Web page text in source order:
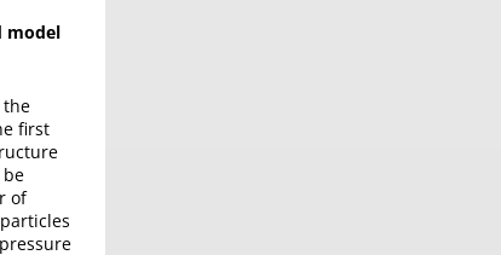
model
the
first
of